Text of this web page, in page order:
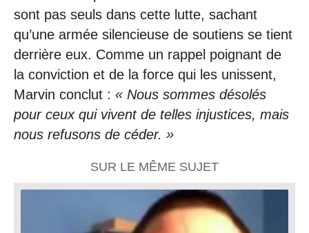
sont pas seuls dans cette lutte, sachant
qu’une armée silencieuse de soutiens se tient
derrière eux. Comme un rappel poignant de
la conviction et de la force qui les unissent,
Marvin conclut : « Nous sommes désolés
pour ceux qui vivent de telles injustices, mais
nous refusons de céder. »
SUR LE MÊME SUJET